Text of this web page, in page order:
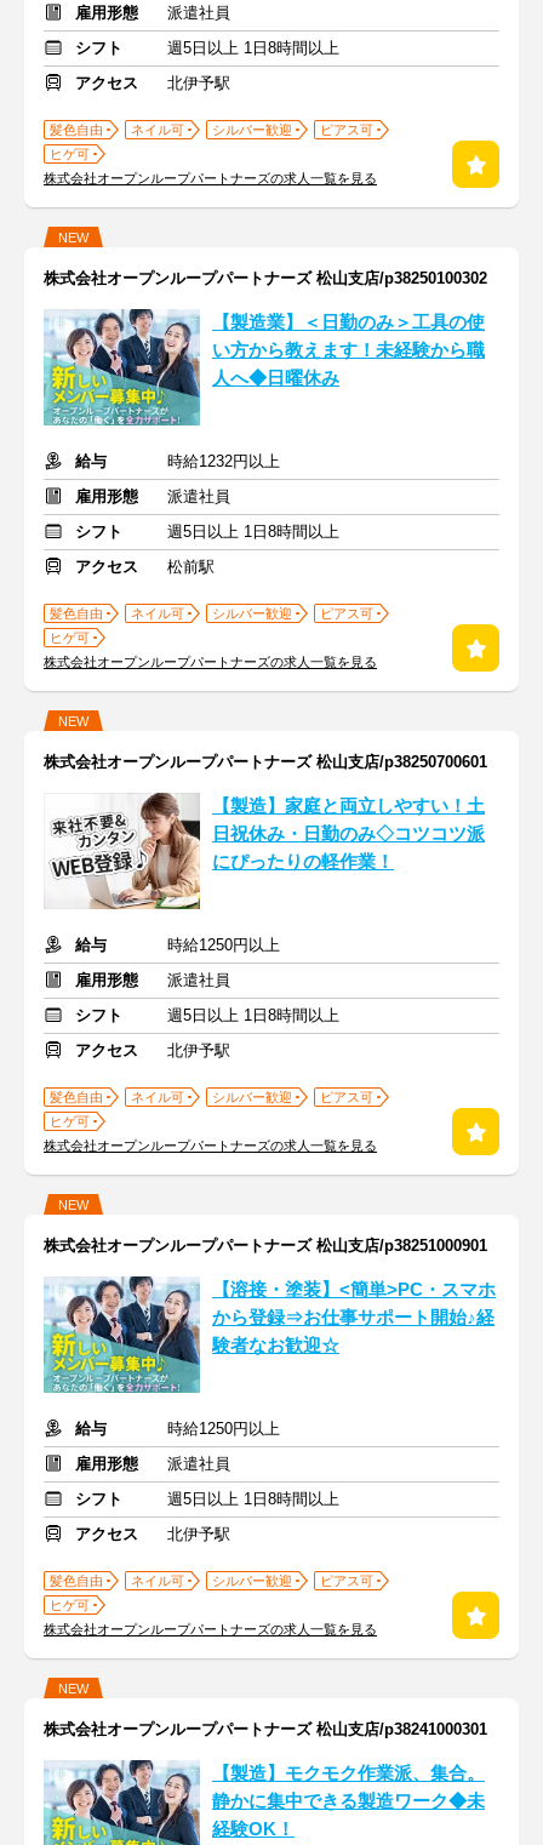
雇用形態
派遣社員
シフト
週5日以上 1日8時間以上
アクセス
北伊予駅
髪色自由 ネイル可 シルバー歓迎
ピアス可
ヒゲ可
株式会社オープンループパートナーズの求人一覧を見る
NEW
株式会社オープンループパートナーズ 松山支店/p38250100302
【製造業】＜日勤のみ＞工具の使
い方から教えます！未経験から職
人へ◆日曜休み
給与
時給1232円以上
雇用形態
派遣社員
シフト
週5日以上 1日8時間以上
アクセス
松前駅
髪色自由 ネイル可 シルバー歓迎
ピアス可
ヒゲ可
株式会社オープンループパートナーズの求人一覧を見る
NEW
株式会社オープンループパートナーズ 松山支店/p38250700601
【製造】家庭と両立しやすい！土
日祝休み・日勤のみ◇コツコツ派
にぴったりの軽作業！
給与
時給1250円以上
雇用形態
派遣社員
シフト
週5日以上 1日8時間以上
アクセス
北伊予駅
髪色自由 ネイル可 シルバー歓迎
ピアス可
ヒゲ可
株式会社オープンループパートナーズの求人一覧を見る
NEW
株式会社オープンループパートナーズ 松山支店/p38251000901
【溶接・塗装】<簡単>PC・スマホ
から登録⇒お仕事サポート開始♪経
験者なお歓迎☆
給与
時給1250円以上
雇用形態
派遣社員
シフト
週5日以上 1日8時間以上
アクセス
北伊予駅
髪色自由 ネイル可 シルバー歓迎
ピアス可
ヒゲ可
株式会社オープンループパートナーズの求人一覧を見る
NEW
株式会社オープンループパートナーズ 松山支店/p38241000301
【製造】モクモク作業派、集合。
静かに集中できる製造ワーク◆未
経験OK！